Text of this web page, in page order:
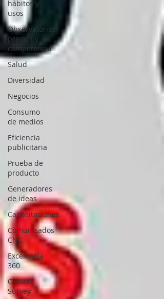
hábitos y
usos
Observatorios
precios y
competencia
Salud
Diversidad
Negocios
Consumo
de medios
Eficiencia
publicitaria
Prueba de
producto
Generadores
de ideas
Capacitaciones
Comunicados
CNC
Excelencia
360
Crowd
Survey